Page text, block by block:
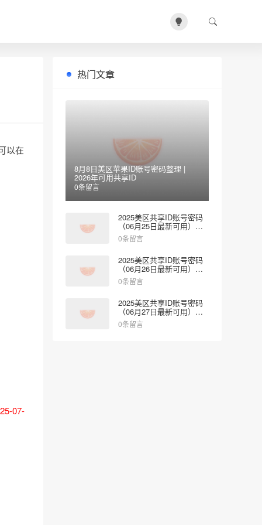
以在
07-
热门文章
8月8日美区苹果ID账号密码整理 |
2026年可用共享ID
0条留言
2025美区共享ID账号密码
（06月25日最新可用）免
费登录App Store
0条留言
2025美区共享ID账号密码
（06月26日最新可用）免
费登录App Store
0条留言
2025美区共享ID账号密码
（06月27日最新可用）免
费登录App Store
0条留言